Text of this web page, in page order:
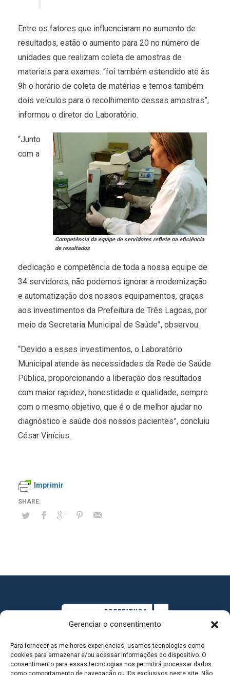
Gerenciar o consentimento
Para fornecer as melhores experiências, usamos tecnologias como
cookies para armazenar e/ou acessar informações do dispositivo. O
consentimento para essas tecnologias nos permitirá processar dados
como comportamento de navegação ou IDs exclusivos neste site. Não
Entre os fatores que influenciaram no aumento de
resultados, estão o aumento para 20 no número de
unidades que realizam coleta de amostras de
materiais para exames. “foi também estendido até às
9h o horário de coleta de matérias e temos também
dois veículos para o recolhimento dessas amostras”,
informou o diretor do Laboratório.
Competência da equipe de servidores reflete na eficiência
de resultados
“Junto
com a
dedicação e competência de toda a nossa equipe de
34 servidores, não podemos ignorar a modernização
e automatização dos nossos equipamentos, graças
aos investimentos da Prefeitura de Três Lagoas, por
meio da Secretaria Municipal de Saúde”, observou.
“Devido a esses investimentos, o Laboratório
Municipal atende às necessidades da Rede de Saúde
Pública, proporcionando a liberação dos resultados
com maior rapidez, honestidade e qualidade, sempre
com o mesmo objetivo, que é o de melhor ajudar no
diagnóstico e saúde dos nossos pacientes”, concluiu
César Vinícius.
Imprimir